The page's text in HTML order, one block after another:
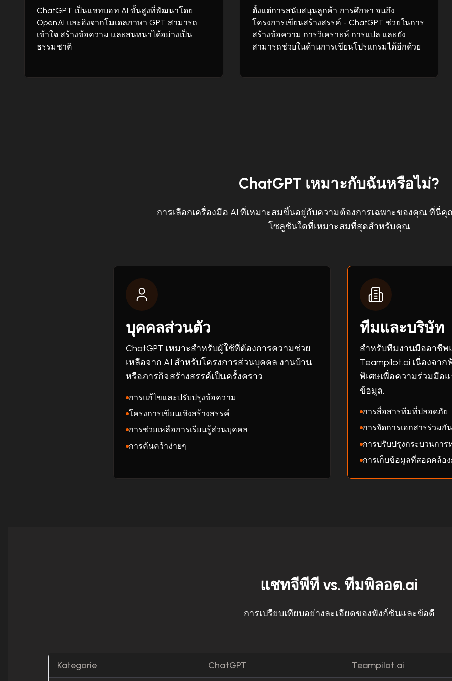
ChatGPT เป็นแชทบอท AI ขั้นสูงที่พัฒนาโดย
OpenAI และอิงจากโมเดลภาษา GPT สามารถ
เข้าใจ สร้างข้อความ และสนทนาได้อย่างเป็น
ธรรมชาติ
ตั้งแต่การสนับสนุนลูกค้า การศึกษา จนถึง
โครงการเขียนสร้างสรรค์ - ChatGPT ช่วยในการ
สร้างข้อความ การวิเคราะห์ การแปล และยัง
สามารถช่วยในด้านการเขียนโปรแกรมได้อีกด้วย
ChatGPT เหมาะกับฉันหรือไม่?
การเลือกเครื่องมือ AI ที่เหมาะสมขึ้นอยู่กับความต้องการเฉพาะของคุณ ที่นี่
โซลูชันใดที่เหมาะสมที่สุดสำหรับคุณ
บุคคลส่วนตัว
ChatGPT เหมาะสำหรับผู้ใช้ที่ต้องการความช่วย
เหลือจาก AI สำหรับโครงการส่วนบุคคล งานบ้าน
หรือภารกิจสร้างสรรค์เป็นครั้งคราว
การแก้ไขและปรับปรุงข้อความ
โครงการเขียนเชิงสร้างสรรค์
การช่วยเหลือการเรียนรู้ส่วนบุคคล
การค้นคว้าง่ายๆ
ทีมและบริษัท
สำหรับทีมงานมืออาชีพ
Teampilot.ai เนื่องจา
พิเศษเพื่อความร่วมมือ
ข้อมูล.
การสื่อสารทีมที่ปลอดภัย
การจัดการเอกสารร่วมกัน
การปรับปรุงกระบวนการ
การเก็บข้อมูลที่สอดคล้อง
แชทจีพีที vs. ทีมพิลอต.ai
การเปรียบเทียบอย่างละเอียดของฟังก์ชันและข้อดี
Kategorie ChatGPT Teampilot.ai